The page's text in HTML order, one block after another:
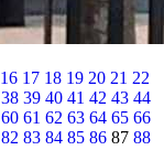
16 17 18 19 20 21 22
38 39 40 41 42 43 44
60 61 62 63 64 65 66
82 83 84 85 86 87 88